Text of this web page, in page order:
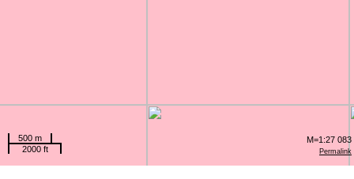
Permalink
500 m
2000 ft
M=1:27 083